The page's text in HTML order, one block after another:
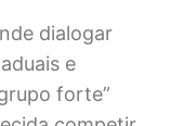
dialogar
e
forte”